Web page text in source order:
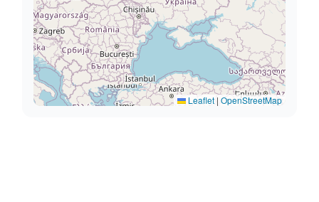
Leaflet | OpenStreetMap